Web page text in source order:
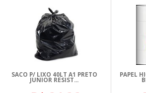
SACO P/ LIXO 40LT A1 PRETO
JUNIOR RESIST...
PAPEL